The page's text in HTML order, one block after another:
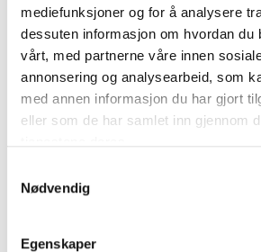
mediefunksjoner og for å analysere
dessuten informasjon om hvordan du
vårt, med partnerne våre innen
annonsering og analysearbeid, som
med annen informasjon du har gjort
eller som de har samlet inn gjennom
Nødvendig
Egenskaper
Arne Sivertsen i NCC.
Prosjektet startet opp arbeidene i
samarbeid mellom Kystverket og
og med NCC som hovedentreprenør.